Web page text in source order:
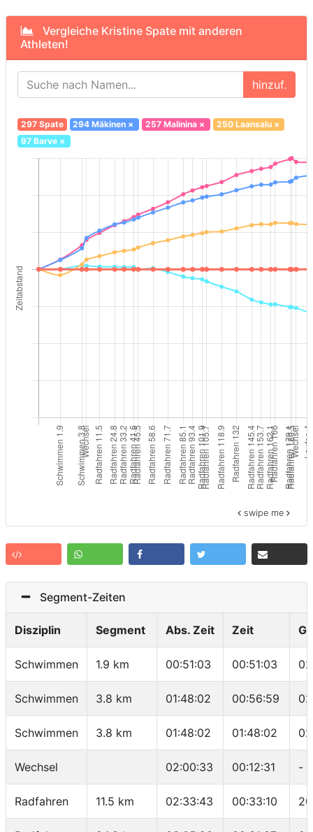
Vergleiche Kristine Spate mit anderen
Athleten!
hinzuf.
297 Spate 294 Mäkinen × 257 Malinina× 250 Laansalu×
97 Barve×
swipe me
Segment-Zeiten
Disziplin Segment Abs. Zeit Zeit
Schwimmen 1.9 km 00:51:03 00:51:03
Schwimmen 3.8 km 01:48:02 00:56:59
Schwimmen 3.8 km 01:48:02 01:48:02
Wechsel 02:00:33 00:12:31 -
Radfahren 11.5 km 02:33:43 00:33:10